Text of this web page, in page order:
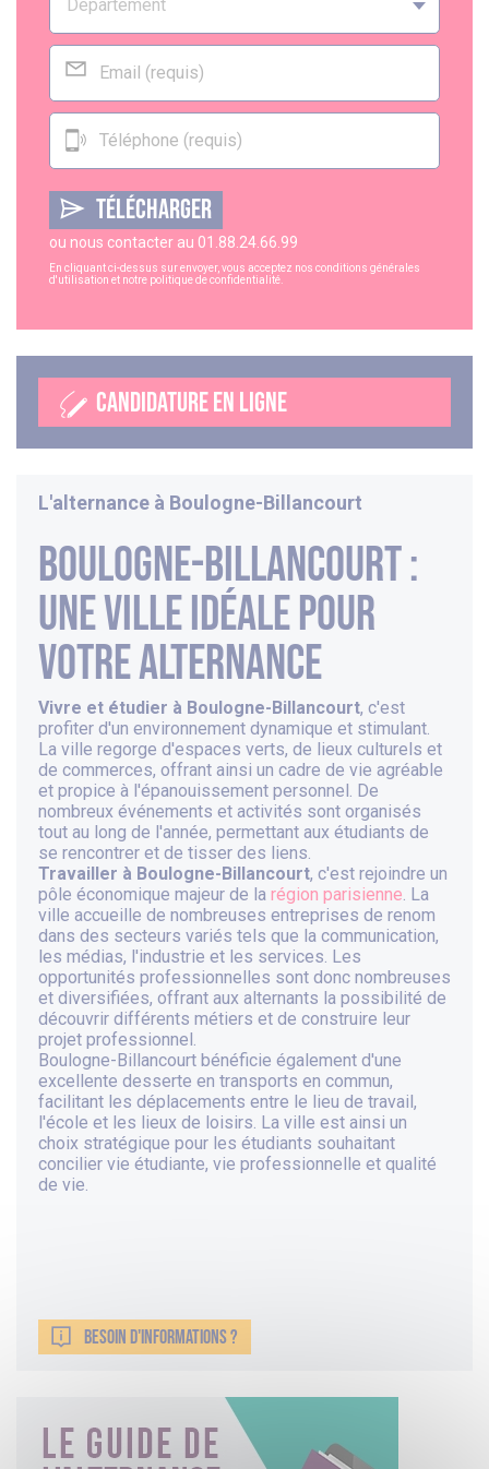
TÉLÉCHARGER
ou nous contacter au 01.88.24.66.99
En cliquant ci-dessus sur envoyer, vous acceptez nos conditions générales
d'utilisation et notre politique de confidentialité
CANDIDATURE EN LIGNE
L'alternance à Boulogne-Billancourt
Boulogne-Billancourt :
une ville idéale pour
votre alternance
Vivre et étudier à Boulogne-Billancourt, c'est
profiter d'un environnement dynamique et stimulant.
La ville regorge d'espaces verts, de lieux culturels et
de commerces, offrant ainsi un cadre de vie agréable
et propice à l'épanouissement personnel. De
nombreux événements et activités sont organisés
tout au long de l'année, permettant aux étudiants de
se rencontrer et de tisser des liens.
Travailler à Boulogne-Billancourt, c'est rejoindre un
pôle économique majeur de la région parisienne. La
ville accueille de nombreuses entreprises de renom
dans des secteurs variés tels que la communication,
les médias, l'industrie et les services. Les
opportunités professionnelles sont donc nombreuses
et diversifiées, offrant aux alternants la possibilité de
découvrir différents métiers et de construire leur
projet professionnel.
Boulogne-Billancourt bénéficie également d'une
excellente desserte en transports en commun,
facilitant les déplacements entre le lieu de travail,
l'école et les lieux de loisirs. La ville est ainsi un
choix stratégique pour les étudiants souhaitant
concilier vie étudiante, vie professionnelle et qualité
de vie.
BESOIN D'INFORMATIONS ?